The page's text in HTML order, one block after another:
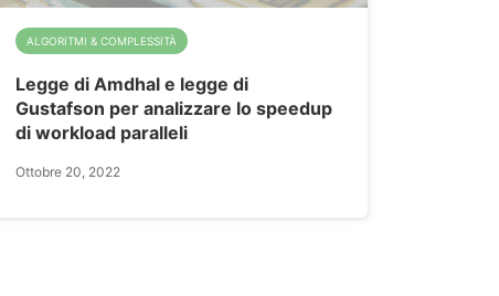
ALGORITMI & COMPLESSITÀ
Legge di Amdhal e legge di
Gustafson per analizzare lo speedup
di workload paralleli
Ottobre 20, 2022